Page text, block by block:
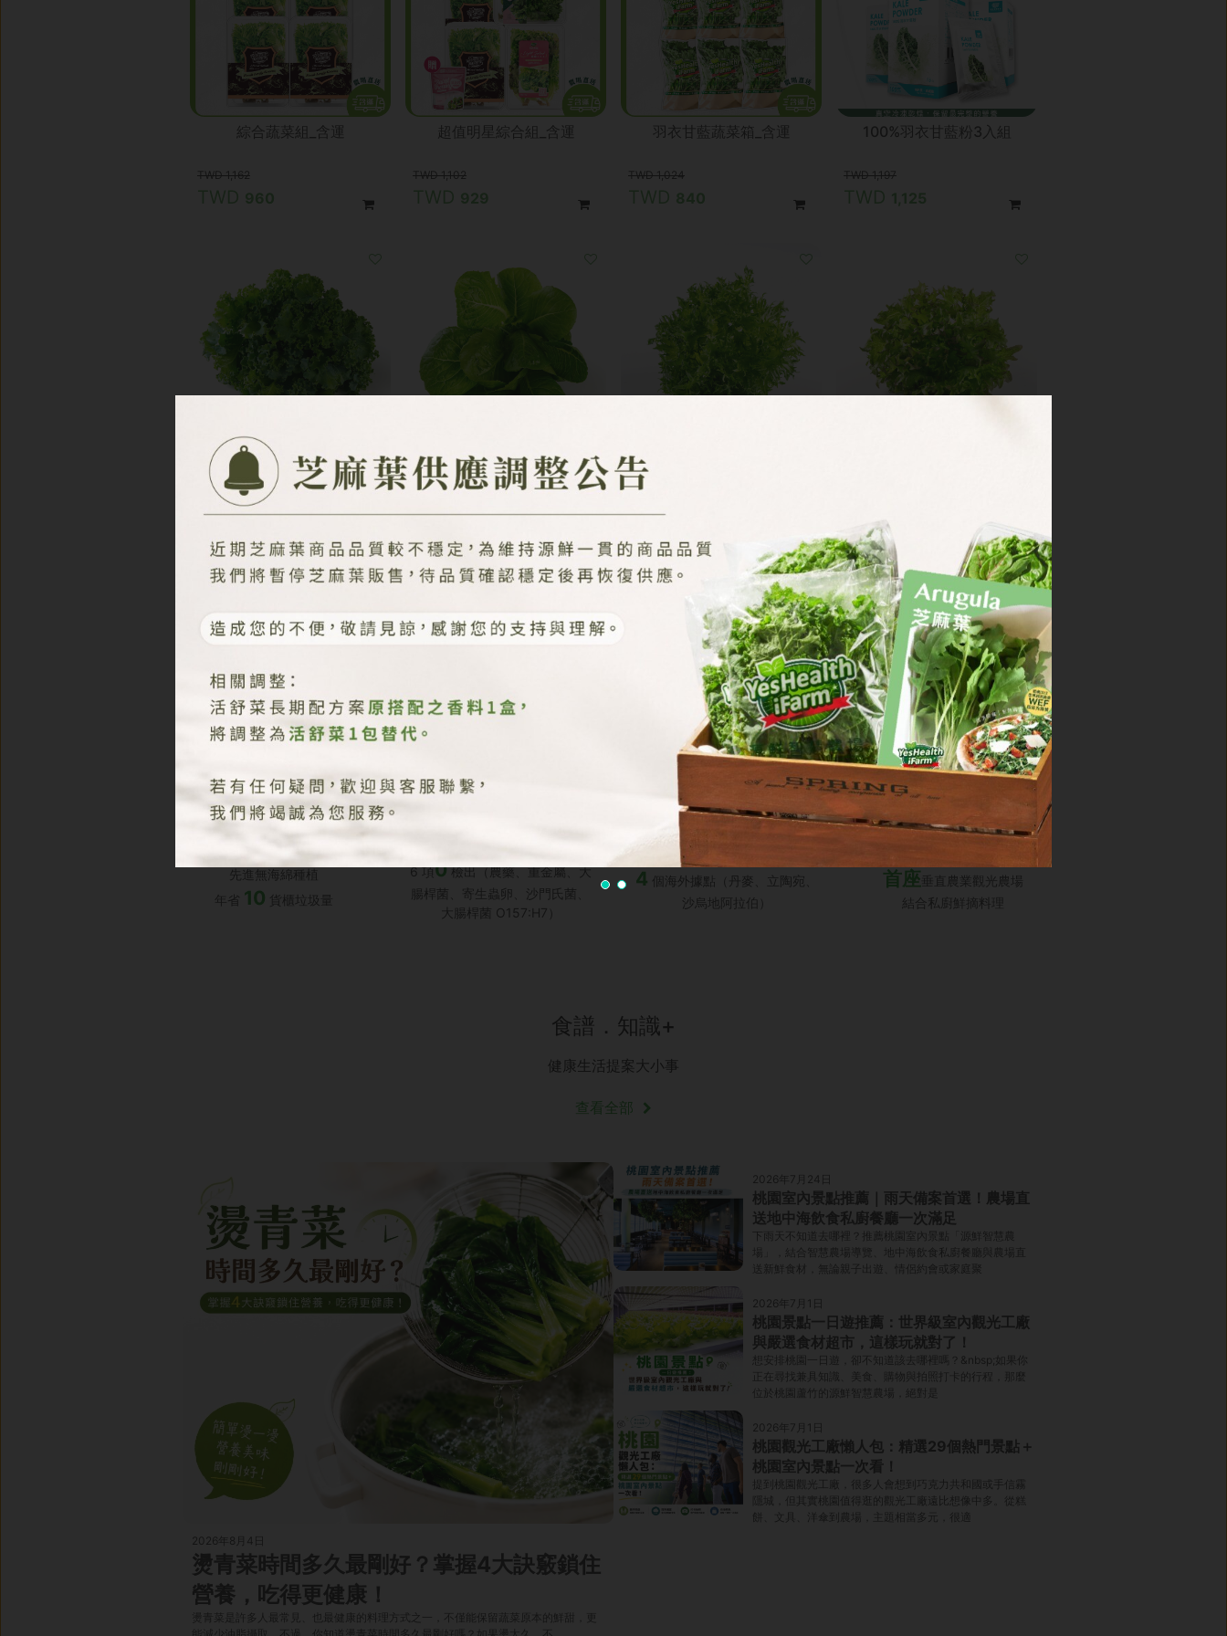
綜合蔬菜組_含運
1,162
超值明星綜合組_含運
1,102
羽衣甘藍蔬菜箱_含運
1,024
100%羽衣甘藍粉3入組
1,197
翠綠羽衣甘藍
149 95
台灣唯一獲頒 WEF 獎
全球最有前景的 100 家技術先
鋒
種植面積21,000 蔬菜日產量達1,200公斤 可種植50+種蔬菜
先進無海綿種植
年省 10 貨櫃垃圾量
6 項0檢出（農藥、重金屬、大
腸桿菌、寄生蟲卵、沙門氏菌、
大腸桿菌 O157:H7）
4 個海外據點（丹麥、立陶宛、
沙烏地阿拉伯）
首座 垂直農業觀光農場
結合私廚鮮摘料理
食譜．知識+
健康生活提案大小事
查看全部
2026年8月4日
燙青菜時間多久最剛好？掌握4大訣竅鎖住
營養，吃得更健康！
燙青菜是許多人最常見、也最健康的料理方式之一，不僅能保留蔬菜原本的鮮甜，更
2026年7月24日
桃園室內景點推薦｜雨天備案首選！農場直
送地中海飲食私廚餐廳一次滿足
下雨天不知道去哪裡？推薦桃園室內景點「源鮮智慧農
場」，結合智慧農場導覽、地中海飲食私廚餐廳與農場直
送新鮮食材，無論親子出遊、情侶約會或家庭聚
2026年7月1日
桃園景點一日遊推薦：世界級室內觀光工廠
與嚴選食材超市，這樣玩就對了！
想安排桃園一日遊，卻不知道該去哪裡嗎？&nbsp;如果你
正在尋找兼具知識、美食、購物與拍照打卡的行程，那麼
2026年7月1日
桃園觀光工廠懶人包：精選29個熱門景點＋
桃園室內景點一次看！
提到桃園觀光工廠，很多人會想到巧克力共和國或手信霧
隱城，但其實桃園值得逛的觀光工廠遠比想像中多。從糕
餅、文具、洋傘到農場，主題相當多元，很適